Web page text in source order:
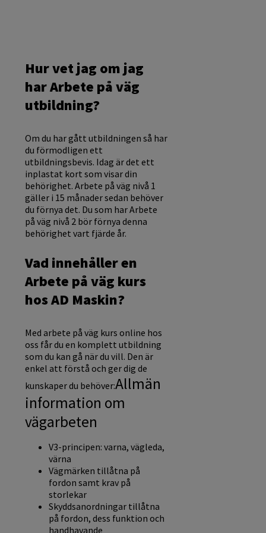
Hur vet jag om jag
har Arbete på väg
utbildning?
Om du har gått utbildningen så har
du förmodligen ett
utbildningsbevis. Idag är det ett
inplastat kort som visar din
behörighet. Arbete på väg nivå 1
gäller i 15 månader sedan behöver
du förnya det. Du som har Arbete
på väg nivå 2 bör förnya denna
behörighet vart fjärde år.
Vad innehåller en
Arbete på väg kurs
hos AD Maskin?
Med arbete på väg kurs online hos
oss får du en komplett utbildning
som du kan gå när du vill. Den är
enkel att förstå och ger dig de
kunskaper du behöver:Allmän
information om
vägarbeten
V3-principen: varna, vägleda,
värna
Vägmärken tillåtna på
fordon samt krav på
storlekar
Skyddsanordningar tillåtna
på fordon, dess funktion och
handhavande